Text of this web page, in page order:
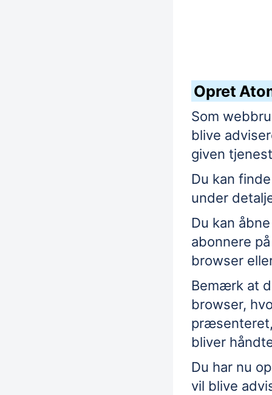
Opret
Som
blive
given
Du kan
under
Du kan
abonnere
browser
Bemærk at
browser,
bliver
Du har nu
vil blive